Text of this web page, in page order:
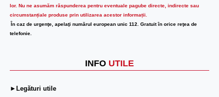
lor. Nu ne asumăm răspunderea pentru eventuale pagube directe, indirecte sau
circumstanțiale produse prin utilizarea acestor informații.
În caz de urgenţe, apelaţi numărul european unic 112. Gratuit în orice reţea de
telefonie.
INFO UTILE
►Legături utile